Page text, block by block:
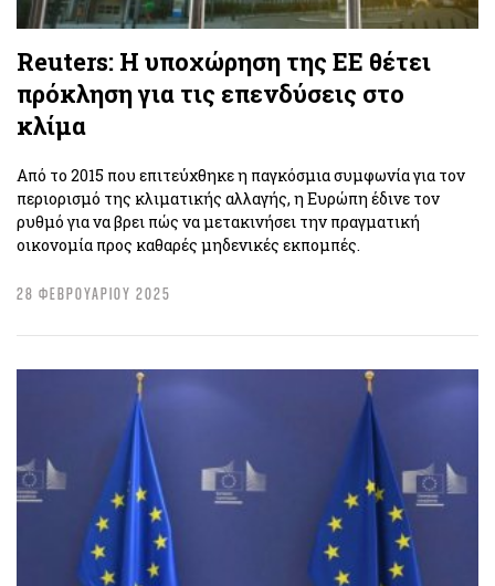
Reuters: Η υποχώρηση της ΕΕ θέτει
πρόκληση για τις επενδύσεις στο
κλίμα
Από το 2015 που επιτεύχθηκε η παγκόσμια συμφωνία για τον
περιορισμό της κλιματικής αλλαγής, η Ευρώπη έδινε τον
ρυθμό για να βρει πώς να μετακινήσει την πραγματική
οικονομία προς καθαρές μηδενικές εκπομπές.
28 ΦΕΒΡΟΥΑΡΙΟΥ 2025